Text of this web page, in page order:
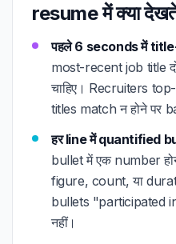
resume में क्या
पहले 6 seconds में
most-recent job title
चाहिए। Recruiters
titles match न होने पर
हर line में quantified
bullet में एक number
figure, count, या
bullets "participated
नहीं।